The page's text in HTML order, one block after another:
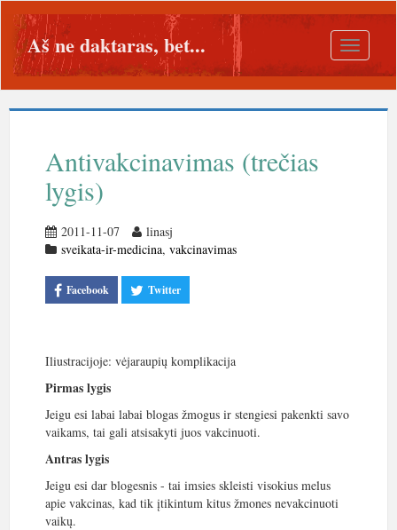
Toggle
Aš ne daktaras, bet...
Antivakcinavimas (trečias
lygis)
2011-11-07
linasj
sveikata-ir-medicina, vakcinavimas
Facebook Twitter
Iliustracijoje: vėjaraupių komplikacija
Pirmas lygis
Jeigu esi labai labai blogas žmogus ir stengiesi pakenkti savo
vaikams, tai gali atsisakyti juos vakcinuoti.
Antras lygis
Jeigu esi dar blogesnis - tai imsies skleisti visokius melus
apie vakcinas, kad tik įtikintum kitus žmones nevakcinuoti
vaikų.